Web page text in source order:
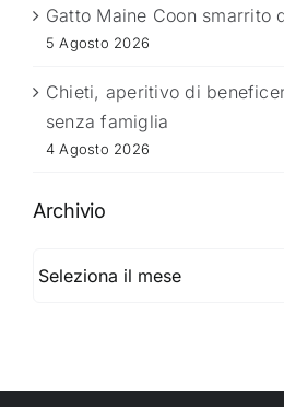
Gatto Maine Coon smarrito
5 Agosto 2026
Chieti, aperitivo di
senza famiglia
4 Agosto 2026
Archivio